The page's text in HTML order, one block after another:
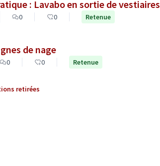
: Lavabo en sortie de vestiaires
0 0 Retenue
de nage
0 0 Retenue
retirées